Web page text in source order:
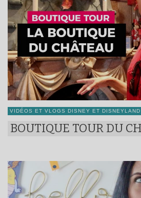
VIDÉOS ET VLOGS DISNEY ET DISNEYLAND
BOUTIQUE TOUR DU